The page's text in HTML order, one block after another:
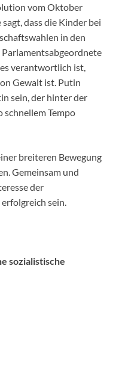
vom Oktober
dass die Kinder bei
in den
Parlamentsabgeordnete
verantwortlich ist,
Gewalt ist. Putin
sein, der hinter der
schnellem Tempo
breiteren Bewegung
Gemeinsam und
der
sein.
sozialistische